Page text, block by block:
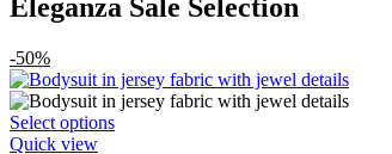
Eleganza Sale Selection
-50%
Select optionsThis
Quick view